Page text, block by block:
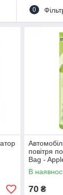
0
повітря
Bag -
В
70 ₴